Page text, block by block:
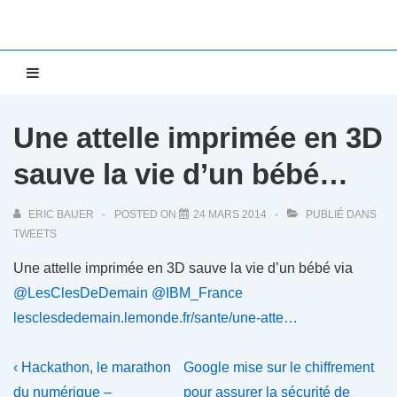
Une attelle imprimée en 3D
sauve la vie d’un bébé…
ERIC BAUER POSTED ON 24 MARS 2014
PUBLIÉ DANS
TWEETS
Une attelle imprimée en 3D sauve la vie d’un bébé via
@LesClesDeDemain @IBM_France
lesclesdedemain.lemonde.fr/sante/une-atte…
Navigation
Previous
Post
‹ Hackathon, le marathon
du numérique –
Next
Post
Google mise sur le chiffrement
pour assurer la sécurité de